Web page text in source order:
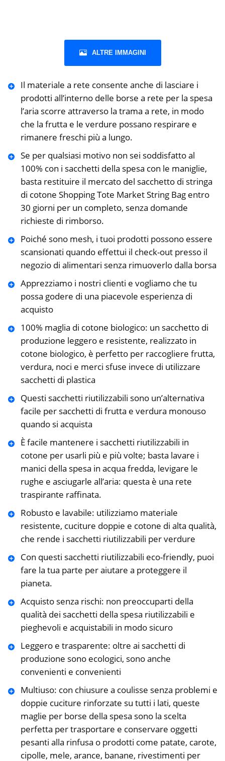
ALTRE IMMAGINI
Il materiale a rete consente anche di lasciare i
prodotti all’interno delle borse a rete per la spesa
l’aria scorre attraverso la trama a rete, in modo
che la frutta e le verdure possano respirare e
rimanere freschi più a lungo.
Se per qualsiasi motivo non sei soddisfatto al
100% con i sacchetti della spesa con le maniglie,
basta restituire il mercato del sacchetto di stringa
di cotone Shopping Tote Market String Bag entro
30 giorni per un completo, senza domande
richieste di rimborso.
Poiché sono mesh, i tuoi prodotti possono essere
scansionati quando effettui il check-out presso il
negozio di alimentari senza rimuoverlo dalla borsa
Apprezziamo i nostri clienti e vogliamo che tu
possa godere di una piacevole esperienza di
acquisto
100% maglia di cotone biologico: un sacchetto di
produzione leggero e resistente, realizzato in
cotone biologico, è perfetto per raccogliere frutta,
verdura, noci e merci sfuse invece di utilizzare
sacchetti di plastica
Questi sacchetti riutilizzabili sono un’alternativa
facile per sacchetti di frutta e verdura monouso
quando si acquista
È facile mantenere i sacchetti riutilizzabili in
cotone per usarli più e più volte; basta lavare i
manici della spesa in acqua fredda, levigare le
rughe e asciugarle all’aria: questa è una rete
traspirante raffinata.
Robusto e lavabile: utilizziamo materiale
resistente, cuciture doppie e cotone di alta qualità,
che rende i sacchetti riutilizzabili per verdure
Con questi sacchetti riutilizzabili eco-friendly, puoi
fare la tua parte per aiutare a proteggere il
pianeta.
Acquisto senza rischi: non preoccuparti della
qualità dei sacchetti della spesa riutilizzabili e
pieghevoli e acquistabili in modo sicuro
Leggero e trasparente: oltre ai sacchetti di
produzione sono ecologici, sono anche
convenienti e convenienti
Multiuso: con chiusure a coulisse senza problemi e
doppie cuciture rinforzate su tutti i lati, queste
maglie per borse della spesa sono la scelta
perfetta per trasportare e conservare oggetti
pesanti alla rinfusa o prodotti come patate, carote,
cipolle, mele, arance, banane, rivestimenti per